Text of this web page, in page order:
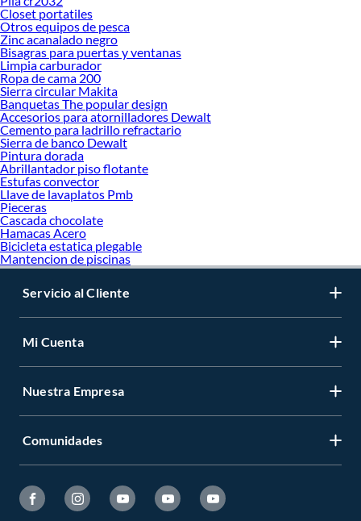
Closet portatiles
Otros equipos de pesca
Zinc acanalado negro
Bisagras para puertas y ventanas
Limpia carburador
Ropa de cama 200
Sierra circular Makita
Banquetas The popular design
Accesorios para atornilladores Dewalt
Cemento para ladrillo refractario
Sierra de banco Dewalt
Pintura dorada
Abrillantador piso flotante
Estufas convector
Llave de lavaplatos Pmb
Pieceras
Cascada chocolate
Hamacas Acero
Bicicleta estatica plegable
Mantencion de piscinas
Servicio al Cliente
Mi Cuenta
Nuestra Empresa
Comunidades